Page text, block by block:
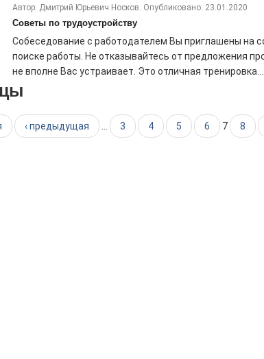
Автор: Дмитрий Юрьевич Носков. Опубликовано: 23.01.2020
Советы по трудоустройству
Собеседование с работодателем Вы приглашены на
поиске работы. Не отказывайтесь от предложения
не вполне Вас устраивает. Это отличная тренировка....
‹ предыдущая 3 4 5 6 7 8